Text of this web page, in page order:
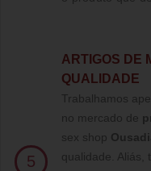
5
ARTIGOS DE
QUALIDADE
Trabalhamos
no mercado de
sex shop
qualidade. Aliás,